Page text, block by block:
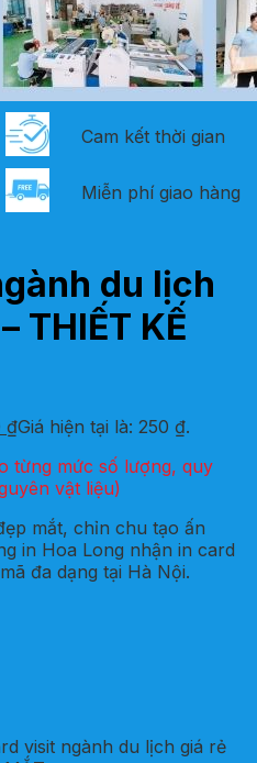
Cam kết thời gian
Miễn phí giao hàng
du lịch
THIẾT KẾ
₫Giá hiện tại là: 250 ₫.
từng mức số lượng, quy
vật liệu)
mắt, chỉn chu tạo ấn
in Hoa Long nhận in card
đa dạng tại Hà Nội.
visit ngành du lịch giá rẻ